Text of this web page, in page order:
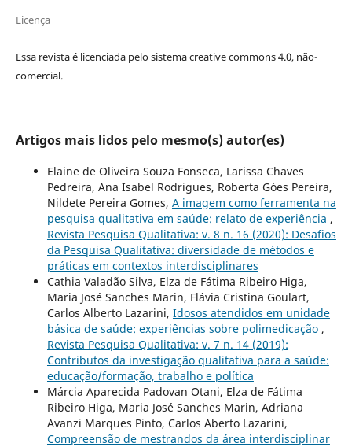
Licença
Essa revista é licenciada pelo sistema creative commons 4.0, não-
comercial.
Artigos mais lidos pelo mesmo(s) autor(es)
Elaine de Oliveira Souza Fonseca, Larissa Chaves
Pedreira, Ana Isabel Rodrigues, Roberta Góes Pereira,
Nildete Pereira Gomes, A imagem como ferramenta na
pesquisa qualitativa em saúde: relato de experiência ,
Revista Pesquisa Qualitativa: v. 8 n. 16 (2020): Desafios
da Pesquisa Qualitativa: diversidade de métodos e
práticas em contextos interdisciplinares
Cathia Valadão Silva, Elza de Fátima Ribeiro Higa,
Maria José Sanches Marin, Flávia Cristina Goulart,
Carlos Alberto Lazarini, Idosos atendidos em unidade
básica de saúde: experiências sobre polimedicação ,
Revista Pesquisa Qualitativa: v. 7 n. 14 (2019):
Contributos da investigação qualitativa para a saúde:
educação/formação, trabalho e política
Márcia Aparecida Padovan Otani, Elza de Fátima
Ribeiro Higa, Maria José Sanches Marin, Adriana
Avanzi Marques Pinto, Carlos Aberto Lazarini,
Compreensão de mestrandos da área interdisciplinar